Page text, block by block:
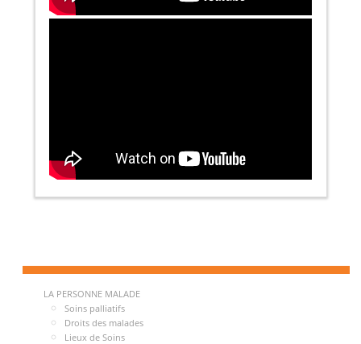
LA PERSONNE MALADE
Soins palliatifs
Droits des malades
Lieux de Soins